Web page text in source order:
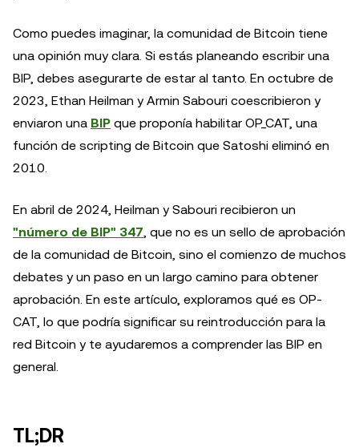
Como puedes imaginar, la comunidad de Bitcoin tiene
una opinión muy clara. Si estás planeando escribir una
BIP, debes asegurarte de estar al tanto. En octubre de
2023, Ethan Heilman y Armin Sabouri coescribieron y
enviaron una BIP que proponía habilitar OP_CAT, una
función de scripting de Bitcoin que Satoshi eliminó en
2010.
En abril de 2024, Heilman y Sabouri recibieron un
"número de BIP" 347, que no es un sello de aprobación
de la comunidad de Bitcoin, sino el comienzo de muchos
debates y un paso en un largo camino para obtener
aprobación. En este artículo, exploramos qué es OP-
CAT, lo que podría significar su reintroducción para la
red Bitcoin y te ayudaremos a comprender las BIP en
general.
TL;DR